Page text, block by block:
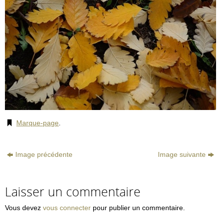
Marque-page.
Image précédente Image suivante
Laisser un commentaire
Vous devez vous connecter pour publier un commentaire.